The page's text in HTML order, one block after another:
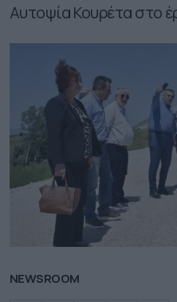
Αυτοψία Κουρέτα στο
NEWSROOM